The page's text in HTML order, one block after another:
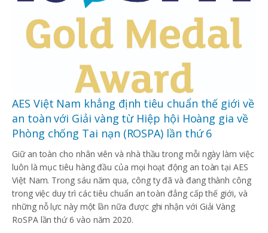
AES Việt Nam khẳng định tiêu chuẩn thế giới về
an toàn với Giải vàng từ Hiệp hội Hoàng gia về
Phòng chống Tai nạn (ROSPA) lần thứ 6
Giữ an toàn cho nhân viên và nhà thầu trong mỗi ngày làm việc
luôn là mục tiêu hàng đầu của mọi hoạt động an toàn tại AES
Việt Nam. Trong sáu năm qua, công ty đã và đang thành công
trong việc duy trì các tiêu chuẩn an toàn đẳng cấp thế giới, và
những nỗ lực này một lần nữa được ghi nhận với Giải Vàng
RoSPA lần thứ 6 vào năm 2020.